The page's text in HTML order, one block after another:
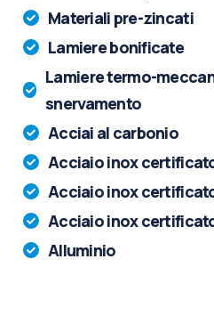
Materiali pre-zincati
Lamiere bonificate
Lamiere termo-
snervamento
Acciai al carbonio
Acciaio inox certificato
Acciaio inox certificato
Acciaio inox certificato
Alluminio